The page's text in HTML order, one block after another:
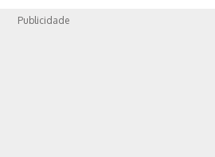
Publicidade